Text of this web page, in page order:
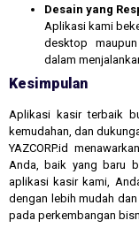
Desain yang
Aplikasi kami
desktop
dalam
Kesimpulan
Aplikasi kasir terbaik
kemudahan, dan
YAZCORP.id
Anda, baik yang baru
aplikasi kasir kami,
dengan lebih mudah
pada perkembangan